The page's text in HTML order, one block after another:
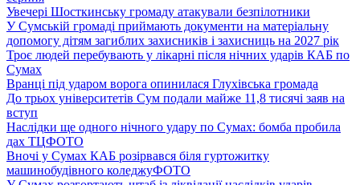
Увечері Шосткинську громаду атакували безпілотники
У Сумській громаді приймають документи на матеріальну
допомогу дітям загиблих захисників і захисниць на 2027 рік
Троє людей перебувають у лікарні після нічних ударів КАБ по
Сумах
Вранці під ударом ворога опинилася Глухівська громада
До трьох університетів Сум подали майже 11,8 тисячі заяв на
вступ
Наслідки ще одного нічного удару по Сумах: бомба пробила
дах ТЦФОТО
Вночі у Сумах КАБ розірвався біля гуртожитку
машинобудівного коледжуФОТО